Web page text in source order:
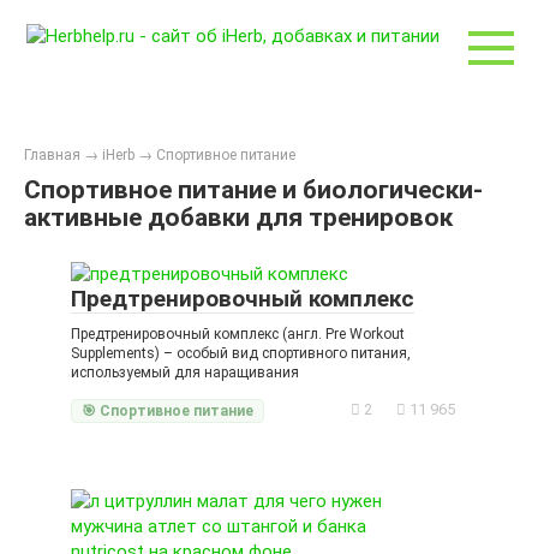
Главная → iHerb → Спортивное питание
Спортивное питание и биологически-
активные добавки для тренировок
Предтренировочный комплекс
Предтренировочный комплекс (англ. Pre Workout
Supplements) – особый вид спортивного питания,
используемый для наращивания
🎯 Спортивное питание 2 11 965